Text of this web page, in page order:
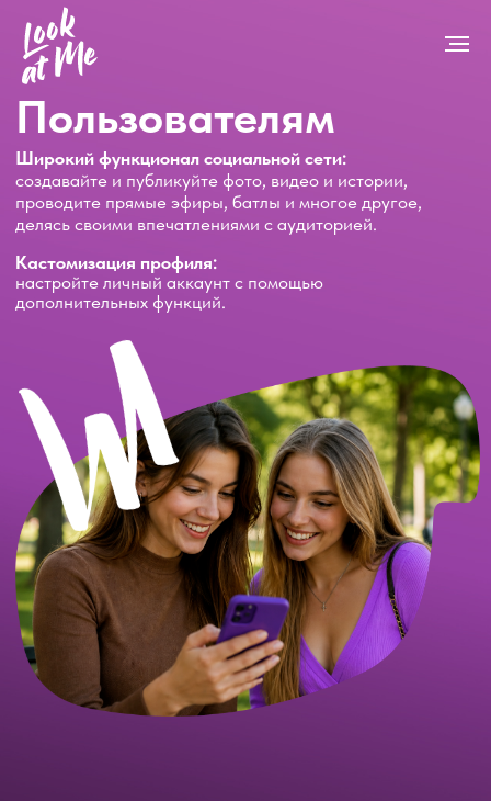
Бизнесу
Метка на карте:
разместите информацию о своем бизнесе
Верификация аккаунта:
подтвердите свою личность/бренд,
что повысит доверие клиентов и партнеров,
а также поможет избежать блокировок.
Пользователям
Кастомизация профиля:
настройте личный аккаунт с помощью
дополнительных функций.
Широкий функционал социальной cети:
создавайте и публикуйте фото, видео и истории,
делясь своими впечатлениями с аудиторией.